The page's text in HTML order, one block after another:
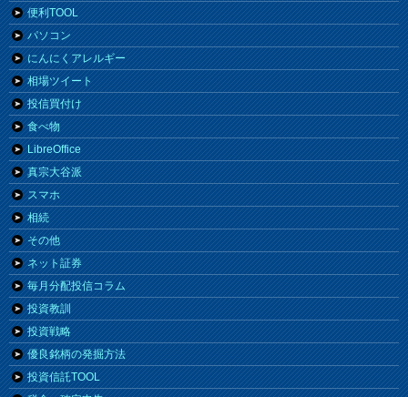
便利TOOL
パソコン
にんにくアレルギー
相場ツイート
投信買付け
食べ物
LibreOffice
真宗大谷派
スマホ
相続
その他
ネット証券
毎月分配投信コラム
投資教訓
投資戦略
優良銘柄の発掘方法
投資信託TOOL